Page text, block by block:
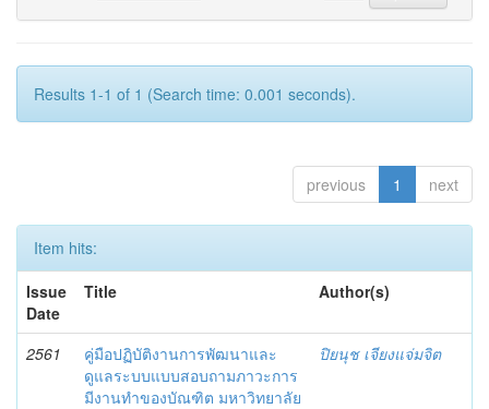
Results 1-1 of 1 (Search time: 0.001 seconds).
previous 1 next
Item hits:
Issue
Date
Title Author(s)
2561
คู่มือปฏิบัติงานการพัฒนาและ
ดูแลระบบแบบสอบถามภาวะการ
มีงานทำของบัณฑิต มหาวิทยาลัย
ปิยนุช เจียงแจ่มจิต